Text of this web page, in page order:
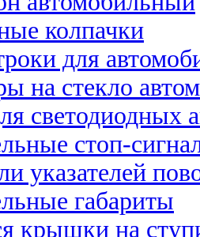
колпачки
для
на стекло
светодиодных
стоп-
указателей
габариты
крышки на